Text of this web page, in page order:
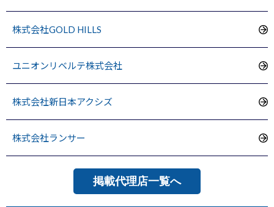
株式会社GOLD HILLS
ユニオンリベルテ株式会社
株式会社新日本アクシズ
株式会社ランサー
掲載代理店一覧へ